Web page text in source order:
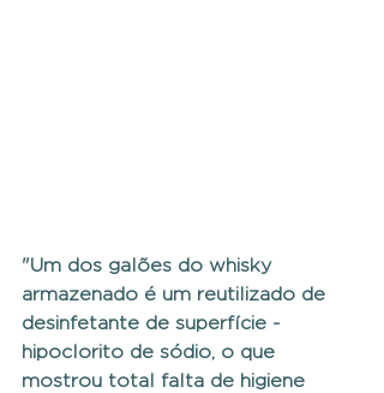
"Um dos galões do whisky
armazenado é um reutilizado de
desinfetante de superfície -
hipoclorito de sódio, o que
mostrou total falta de higiene